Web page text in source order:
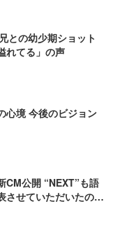
との幼少期ショット
れてる」の声
心境 今後のビジョン
CM公開 “NEXT”も語
させていただいたの